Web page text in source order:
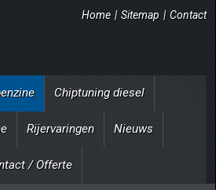
Home | Sitemap | Contact
Chiptuning diesel
Rijervaringen Nieuws
/ Offerte